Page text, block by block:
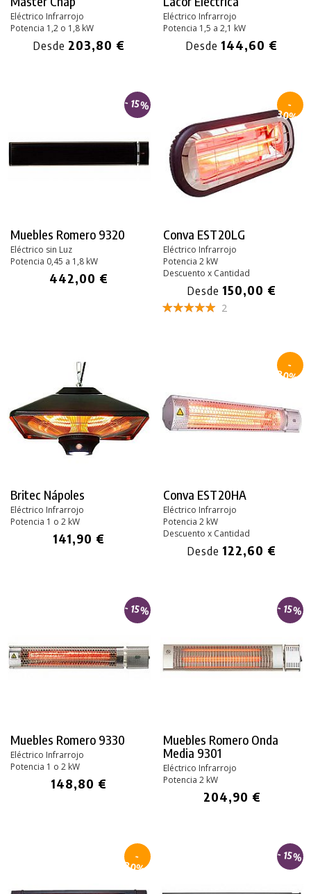
Eléctrico Infrarrojo
Potencia 1,2 o 1,8 kW
Desde 203,80 €
Eléctrico Infrarrojo
Potencia 1,5 a 2,1 kW
Desde 144,60 €
- 15%
Muebles Romero 9320
Eléctrico sin Luz
Potencia 0,45 a 1,8 kW
442,00 €
-
30%
Conva EST20LG
Eléctrico Infrarrojo
Potencia 2 kW
Descuento x Cantidad
Desde 150,00 €
2
Britec Nápoles
Eléctrico Infrarrojo
Potencia 1 o 2 kW
141,90 €
-
30%
Conva EST20HA
Eléctrico Infrarrojo
Potencia 2 kW
Descuento x Cantidad
Desde 122,60 €
- 15%
Muebles Romero 9330
Eléctrico Infrarrojo
Potencia 1 o 2 kW
148,80 €
- 15%
Muebles Romero Onda
Media 9301
Eléctrico Infrarrojo
Potencia 2 kW
204,90 €
-
30%
- 15%